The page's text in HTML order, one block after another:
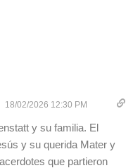
18/02/2026 12:30 PM
y su familia. El
y su querida Mater y
que partieron